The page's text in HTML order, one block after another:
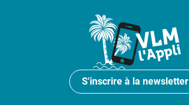
S'inscrire à la newsletter